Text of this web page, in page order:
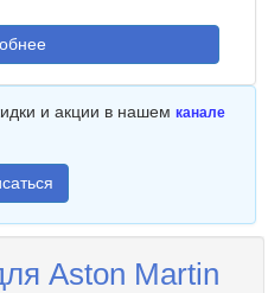
и акции в нашем канале
Aston Martin